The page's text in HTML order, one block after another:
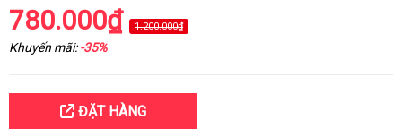
780.000₫ 1.200.000₫
Khuyến mãi:-35%
ĐẶT HÀNG